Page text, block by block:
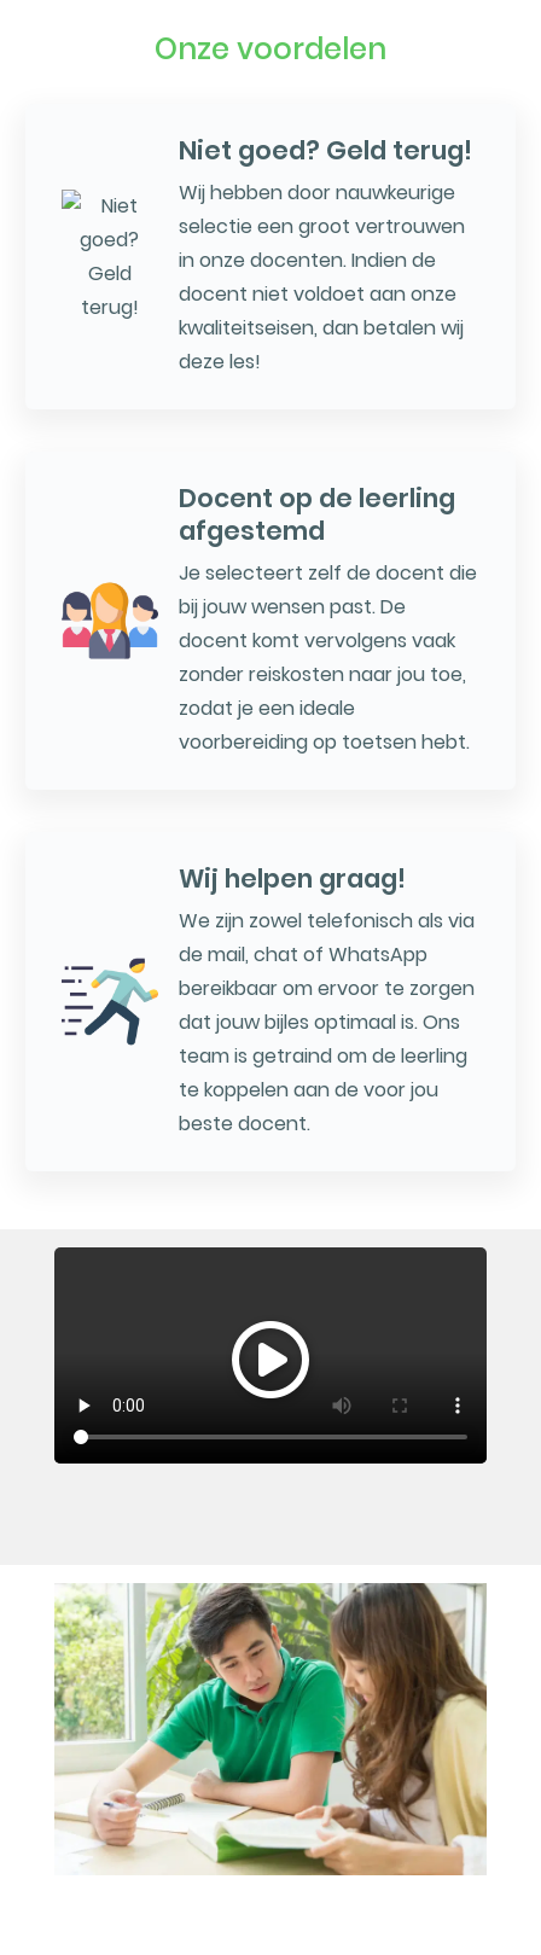
Onze voordelen
Niet goed? Geld terug!
Wij hebben door nauwkeurige
selectie een groot vertrouwen
in onze docenten. Indien de
docent niet voldoet aan onze
kwaliteitseisen, dan betalen wij
deze les!
Docent op de leerling
afgestemd
Je selecteert zelf de docent die
bij jouw wensen past. De
docent komt vervolgens vaak
zonder reiskosten naar jou toe,
zodat je een ideale
voorbereiding op toetsen hebt.
Wij helpen graag!
We zijn zowel telefonisch als via
de mail, chat of WhatsApp
bereikbaar om ervoor te zorgen
dat jouw bijles optimaal is. Ons
team is getraind om de leerling
te koppelen aan de voor jou
beste docent.